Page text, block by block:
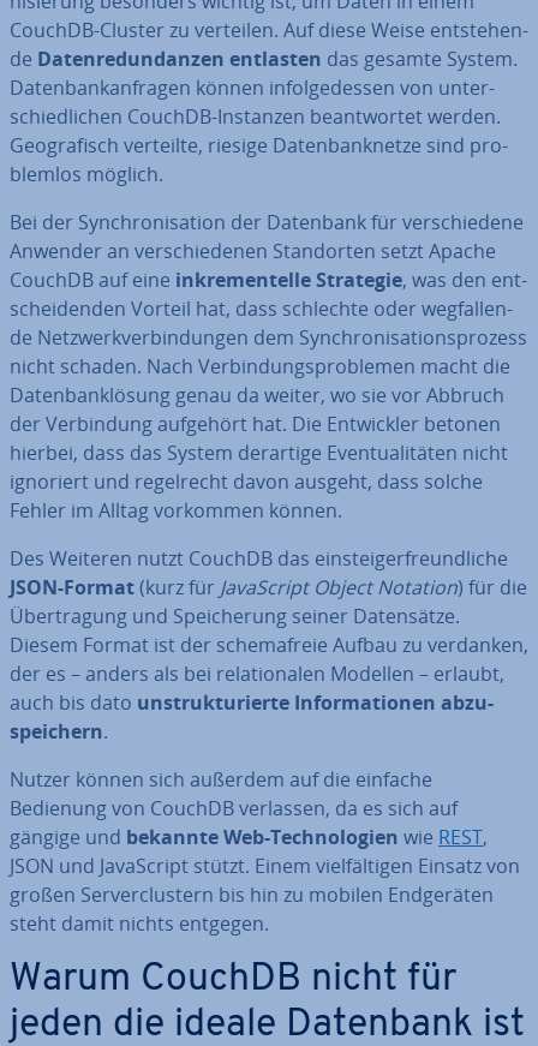
CouchDB-Cluster zu verteilen. Auf diese Weise ent­ste­hen­
de Da­ten­red­un­dan­zen entlasten das gesamte System.
Da­ten­bank­an­fra­gen können in­fol­ge­des­sen von un­ter­
schied­li­chen CouchDB-Instanzen be­ant­wor­tet werden.
Geo­gra­fisch verteilte, riesige Da­ten­bank­net­ze sind pro­
blem­los möglich.
Bei der Syn­chro­ni­sa­ti­on der Datenbank für ver­schie­de­ne
Anwender an ver­schie­de­nen Stand­or­ten setzt Apache
CouchDB auf eine in­kre­men­tel­le Strategie, was den ent­
schei­den­den Vorteil hat, dass schlechte oder weg­fal­len­
de Netz­werk­ver­bin­dun­gen dem Syn­chro­ni­sa­ti­ons­pro­zess
nicht schaden. Nach Ver­bin­dungs­pro­ble­men macht die
Da­ten­bank­lö­sung genau da weiter, wo sie vor Abbruch
der Ver­bin­dung aufgehört hat. Die Ent­wick­ler betonen
hierbei, dass das System derartige Even­tua­li­tä­ten nicht
ignoriert und re­gel­recht davon ausgeht, dass solche
Fehler im Alltag vorkommen können.
Des Weiteren nutzt CouchDB das ein­steig­er­freund­li­che
JSON-Format(kurz für Ja­va­Script Object Notation) für die
Über­tra­gung und Spei­che­rung seiner Da­ten­sät­ze.
Diesem Format ist der sche­ma­freie Aufbau zu verdanken,
der es – anders als bei re­la­tio­na­len Modellen – erlaubt,
auch bis dato un­struk­tu­rier­te In­for­ma­tio­nen ab­zu­
spei­chern.
Nutzer können sich außerdem auf die einfache
Bedienung von CouchDB verlassen, da es sich auf
gängige und bekannte Web-Tech­no­lo­gien wie REST,
JSON und Ja­va­Script stützt. Einem viel­fäl­ti­gen Einsatz von
großen Ser­ver­clus­tern bis hin zu mobilen End­ge­rä­ten
steht damit nichts entgegen.
Warum CouchDB nicht für
jeden die ideale Datenbank ist